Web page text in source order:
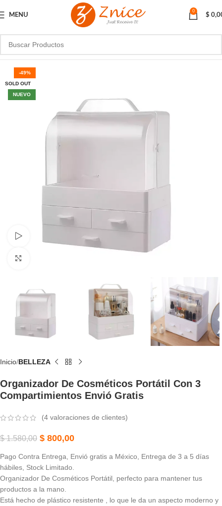
MENU
0
$
-49%
SOLD OUT
NUEVO
Inicio BELLEZA
Organizador De Cosméticos Portátil Con 3
Compartimientos Envió Gratis
(4 valoraciones de clientes)
$1.580,00 $ 800,00
Pago Contra Entrega, Envió gratis a México, Entrega de 3 a 5 días
hábiles, Stock Limitado.
Organizador De Cosméticos Portátil, perfecto para mantener tus
productos a la mano.
Está hecho de plástico resistente , lo que le da un aspecto moderno y